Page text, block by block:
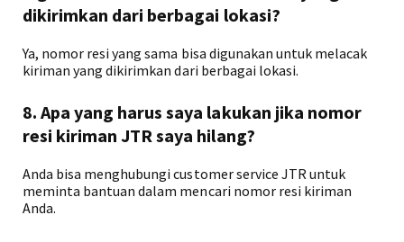
dikirimkan dari berbagai lokasi?
Ya, nomor resi yang sama bisa digunakan untuk melacak
kiriman yang dikirimkan dari berbagai lokasi.
8. Apa yang harus saya lakukan jika nomor
resi kiriman JTR saya hilang?
Anda bisa menghubungi customer service JTR untuk
meminta bantuan dalam mencari nomor resi kiriman
Anda.